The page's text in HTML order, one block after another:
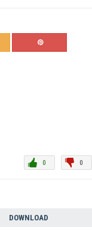
0
0
DOWNLOAD